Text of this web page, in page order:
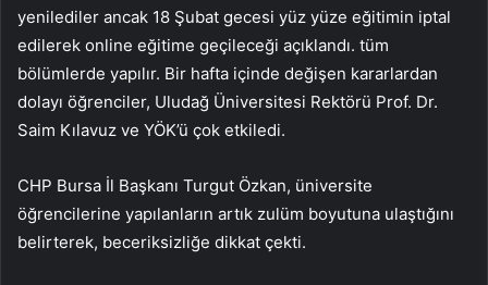
yenilediler ancak 18 Şubat gecesi yüz yüze eğitimin iptal
edilerek online eğitime geçileceği açıklandı. tüm
bölümlerde yapılır. Bir hafta içinde değişen kararlardan
dolayı öğrenciler, Uludağ Üniversitesi Rektörü Prof. Dr.
Saim Kılavuz ve YÖK’ü çok etkiledi.
CHP Bursa İl Başkanı Turgut Özkan, üniversite
öğrencilerine yapılanların artık zulüm boyutuna ulaştığını
belirterek, beceriksizliğe dikkat çekti.